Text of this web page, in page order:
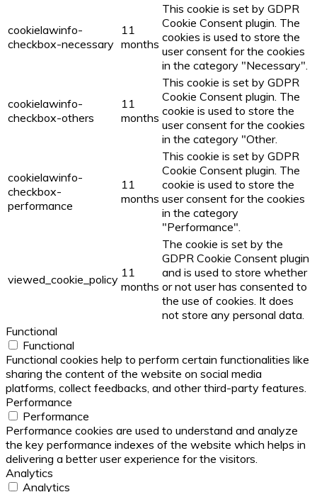
cookielawinfo-
checkbox-necessary
11
months
This cookie is set by GDPR
Cookie Consent plugin. The
cookies is used to store the
user consent for the cookies
in the category "Necessary".
cookielawinfo-
checkbox-others
11
months
This cookie is set by GDPR
Cookie Consent plugin. The
cookie is used to store the
user consent for the cookies
in the category "Other.
cookielawinfo-
checkbox-
performance
11
months
This cookie is set by GDPR
Cookie Consent plugin. The
cookie is used to store the
user consent for the cookies
in the category
"Performance".
viewed_cookie_policy 11
months
The cookie is set by the
GDPR Cookie Consent plugin
and is used to store whether
or not user has consented to
the use of cookies. It does
not store any personal data.
Functional
Functional
Functional cookies help to perform certain functionalities like
sharing the content of the website on social media
platforms, collect feedbacks, and other third-party features.
Performance
Performance
Performance cookies are used to understand and analyze
the key performance indexes of the website which helps in
delivering a better user experience for the visitors.
Analytics
Analytics